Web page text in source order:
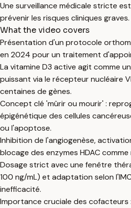
Une surveillance médicale stricte
prévenir les risques cliniques graves.
What the video covers
Présentation d'un protocole
en 2024 pour un traitement
La vitamine D3 active agit comme
puissant via le récepteur nucléaire
centaines de gènes.
Concept clé 'mûrir ou mourir' :
épigénétique des cellules
ou l'apoptose.
Inhibition de l'angiogenèse,
blocage des enzymes HDAC
Dosage strict avec une fenêtre
100 ng/mL) et adaptation selon
inefficacité.
Importance cruciale des cofacteurs